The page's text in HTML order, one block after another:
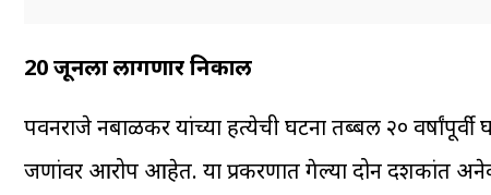
20 जूनला लागणार निकाल
पवनराजे निंबाळकर यांच्या हत्येची घटना तब्बल २०
जणांवर आरोप आहेत. या प्रकरणात गेल्या दोन दशकांत